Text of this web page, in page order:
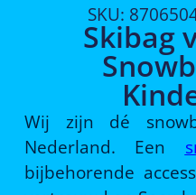
SKU:
Skibag
Wij zijn dé
Nederland. Een
bijbehorende